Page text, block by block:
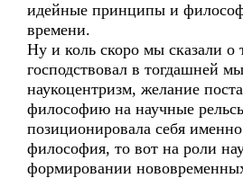
идейные принципы и
времени.
Ну и коль скоро мы сказали о
господствовал в тогдашней
наукоцентризм, желание
философию на научные
позиционировала себя
философия, то вот на роли
формировании